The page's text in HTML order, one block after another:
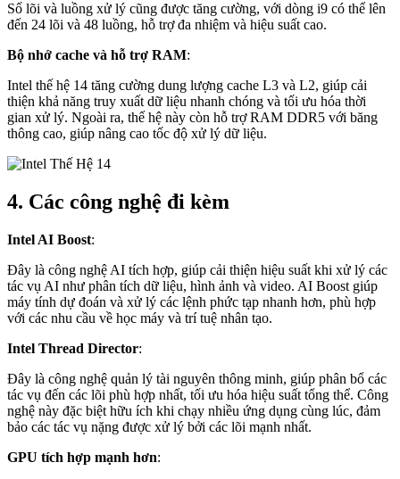
Số lõi và luồng xử lý cũng được tăng cường, với dòng i9 có thể lên
đến 24 lõi và 48 luồng, hỗ trợ đa nhiệm và hiệu suất cao.
Bộ nhớ cache và hỗ trợ RAM:
Intel thế hệ 14 tăng cường dung lượng cache L3 và L2, giúp cải
thiện khả năng truy xuất dữ liệu nhanh chóng và tối ưu hóa thời
gian xử lý. Ngoài ra, thế hệ này còn hỗ trợ RAM DDR5 với băng
thông cao, giúp nâng cao tốc độ xử lý dữ liệu.
4. Các công nghệ đi kèm
Intel AI Boost:
Đây là công nghệ AI tích hợp, giúp cải thiện hiệu suất khi xử lý các
tác vụ AI như phân tích dữ liệu, hình ảnh và video. AI Boost giúp
máy tính dự đoán và xử lý các lệnh phức tạp nhanh hơn, phù hợp
với các nhu cầu về học máy và trí tuệ nhân tạo.
Intel Thread Director:
Đây là công nghệ quản lý tài nguyên thông minh, giúp phân bổ các
tác vụ đến các lõi phù hợp nhất, tối ưu hóa hiệu suất tổng thể. Công
nghệ này đặc biệt hữu ích khi chạy nhiều ứng dụng cùng lúc, đảm
bảo các tác vụ nặng được xử lý bởi các lõi mạnh nhất.
GPU tích hợp mạnh hơn: